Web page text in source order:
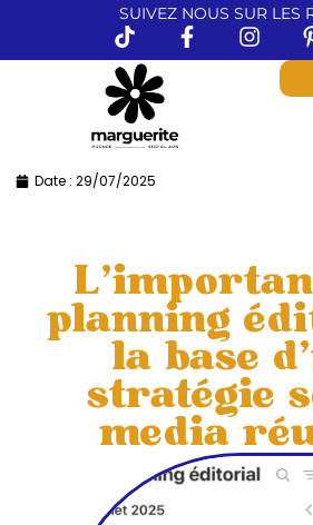
SUIVEZ NOUS SUR LES
Date : 29/07/2025
planning
la base
stratégie
media